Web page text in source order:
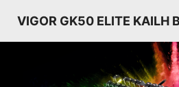
VIGOR GK50 ELITE KAILH